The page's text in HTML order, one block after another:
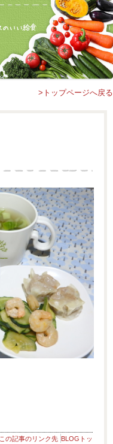
>トップページへ戻る
この記事のリンク先 BLOGトッ